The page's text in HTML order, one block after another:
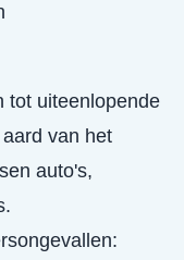
tot uiteenlopende
van het
auto's,